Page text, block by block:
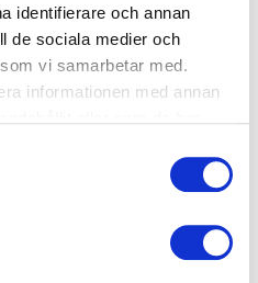
identifierare och annan
de sociala medier och
vi samarbetar med.
informationen med annan
och mer uthållig.
kan minska.
sjunker.